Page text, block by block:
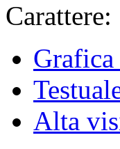
Carattere:
Alta